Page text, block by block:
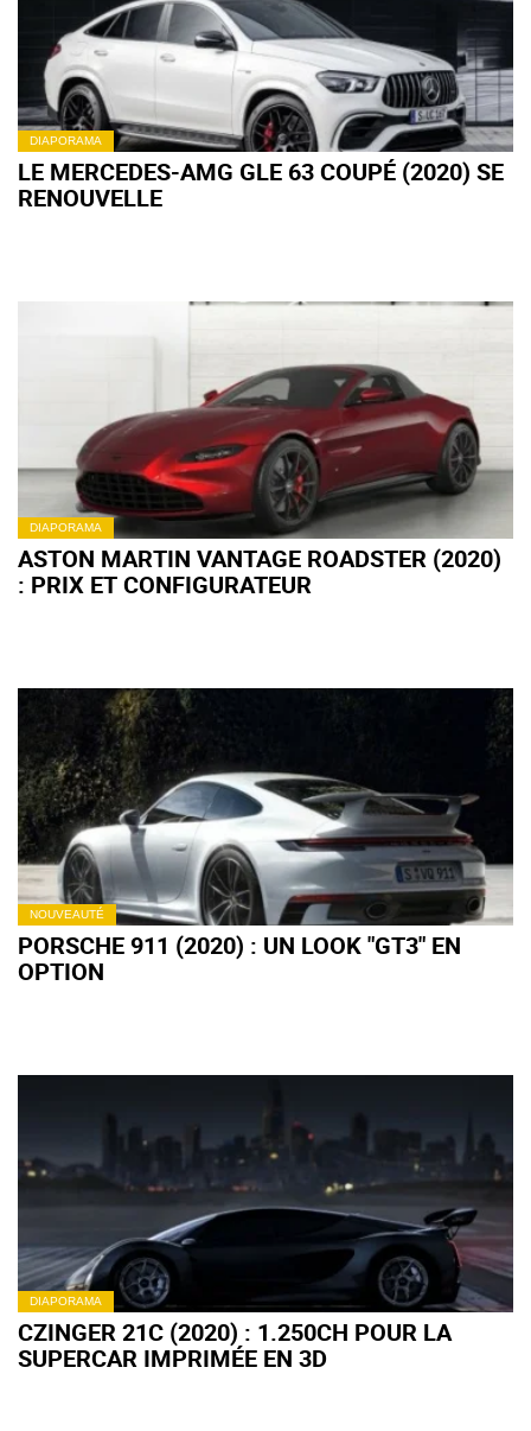
DIAPORAMA
LE MERCEDES-AMG GLE 63 COUPÉ (2020) SE
RENOUVELLE
DIAPORAMA
ASTON MARTIN VANTAGE ROADSTER (2020)
: PRIX ET CONFIGURATEUR
NOUVEAUTÉ
PORSCHE 911 (2020) : UN LOOK "GT3" EN
OPTION
DIAPORAMA
CZINGER 21C (2020) : 1.250CH POUR LA
SUPERCAR IMPRIMÉE EN 3D